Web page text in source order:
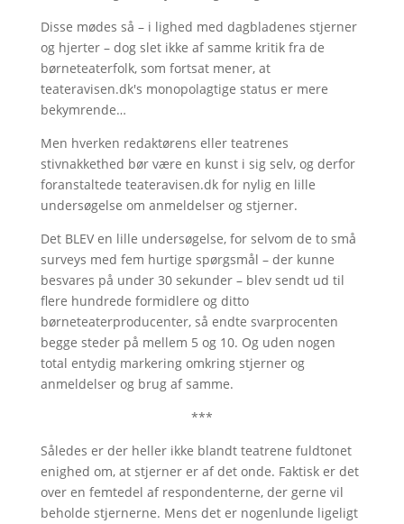
Disse mødes så – i lighed med dagbladenes stjerner
og hjerter – dog slet ikke af samme kritik fra de
børneteaterfolk, som fortsat mener, at
teateravisen.dk's monopolagtige status er mere
bekymrende…
Men hverken redaktørens eller teatrenes
stivnakkethed bør være en kunst i sig selv, og derfor
foranstaltede teateravisen.dk for nylig en lille
undersøgelse om anmeldelser og stjerner.
Det BLEV en lille undersøgelse, for selvom de to små
surveys med fem hurtige spørgsmål – der kunne
besvares på under 30 sekunder – blev sendt ud til
flere hundrede formidlere og ditto
børneteaterproducenter, så endte svarprocenten
begge steder på mellem 5 og 10. Og uden nogen
total entydig markering omkring stjerner og
anmeldelser og brug af samme.
***
Således er der heller ikke blandt teatrene fuldtonet
enighed om, at stjerner er af det onde. Faktisk er det
over en femtedel af respondenterne, der gerne vil
beholde stjernerne. Mens det er nogenlunde ligeligt